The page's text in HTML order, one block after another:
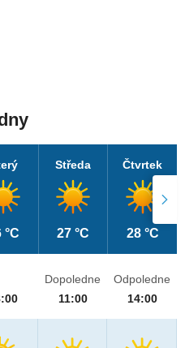
°C
Středa
27 °C
Čtvrtek
28 °C
Dopoledne
11:00
Odpoledne
14:00